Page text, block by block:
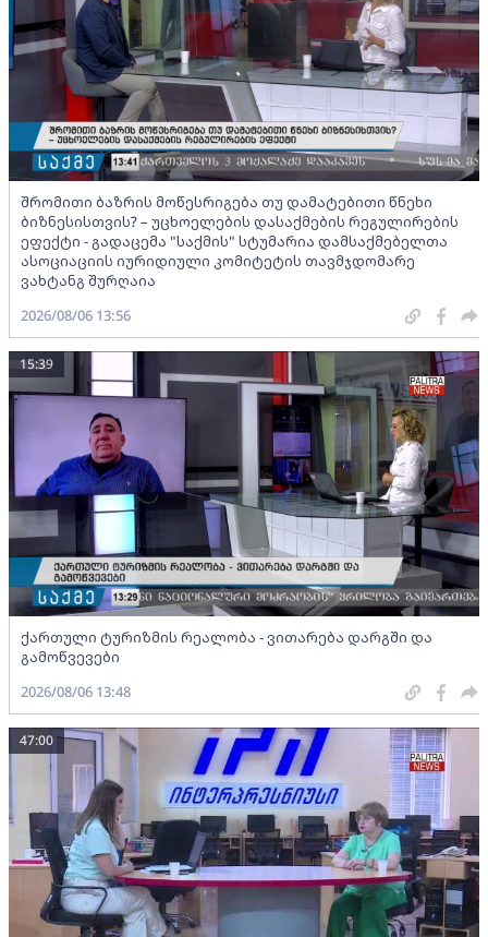
შრომითი ბაზრის მოწესრიგება თუ დამატებითი წნეხი
ბიზნესისთვის? – უცხოელების დასაქმების რეგულირების
ეფექტი - გადაცემა "საქმის" სტუმარია დამსაქმებელთა
ასოციაციის იურიდიული კომიტეტის თავმჯდომარე
ვახტანგ შურღაია
2026/08/06 13:56
ქართული ტურიზმის რეალობა - ვითარება დარგში და
გამოწვევები
15:39
2026/08/06 13:48
47:00